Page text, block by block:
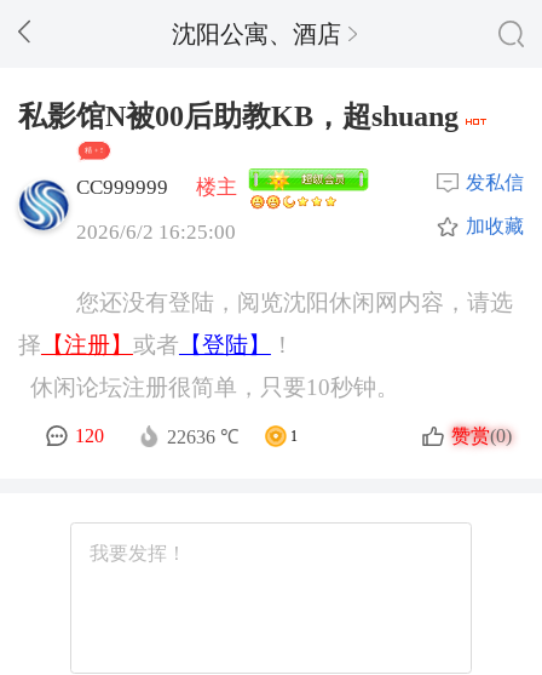
沈阳公寓、酒店
私影馆N被00后助教KB，超shuang
精 + 5
CC999999
楼主
2026/6/2 16:25:00
发私信
加收藏
您还没有登陆，阅览沈阳休闲网内容，请选
择 【注册】 或者 【登陆】
！
休闲论坛注册很简单，只要10秒钟。
120 22636 ℃ 1 赞赏(0)